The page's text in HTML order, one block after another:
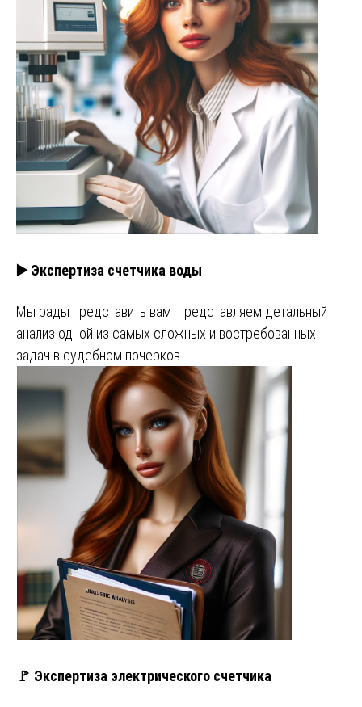
▶️ Экспертиза счетчика воды
Мы рады представить вам представляем детальный
анализ одной из самых сложных и востребованных
задач в судебном почерков…
🚩 Экспертиза электрического счетчика